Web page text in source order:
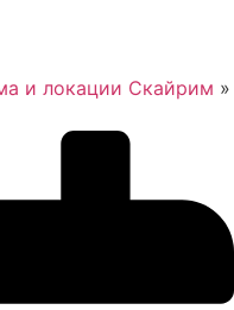
и локации Скайрим »